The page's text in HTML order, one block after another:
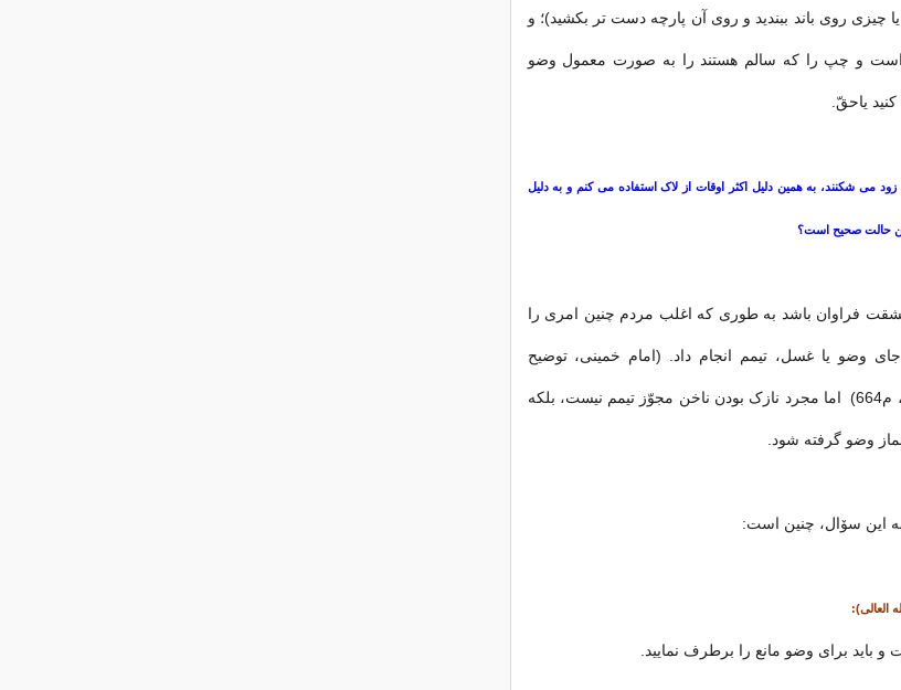
چیزی روی باند ببندید و روی آن پارچه دست تر بکشید)؛ و
و چپ را که سالم هستند را به صورت معمول وضو
یاحقّ.
می شکنند، به همین دلیل اکثر اوقات از لاک استفاده می کنم و به دلیل
حالت صحیح است؟
فراوان باشد به طوری که اغلب مردم چنین امری را
وضو یا غسل، تیمم انجام داد. (امام خمینی، توضیح
المسائل (محشّی)، ج1، ص372، م664) اما مجرد نازک بودن ناخن مجوّز تیمم نیست، بلکه
وضو گرفته شود.
این سۆال، چنین است:
العالی):
براى وضو مانع را برطرف نمایید.